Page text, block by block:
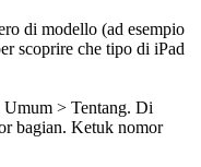
di modello (ad esempio
scoprire che tipo di iPad
Umum > Tentang. Di
bagian. Ketuk nomor